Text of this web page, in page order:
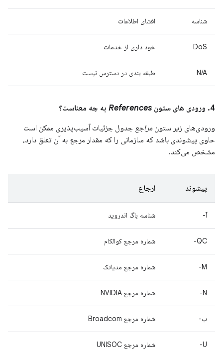
شناسه افشای اطلاعات
DoS خود داری از خدمات
N/A طبقه بندی در دسترس نیست
4. ورودی های ستون References به چه معناست؟
ورودی‌های زیر ستون مراجع جدول جزئیات آسیب‌پذیری ممکن است
حاوی پیشوندی باشد که سازمانی را که مقدار مرجع به آن تعلق دارد،
مشخص می‌کند.
پیشوند ارجاع
آ- شناسه باگ اندروید
QC- شماره مرجع کوالکام
M- شماره مرجع مدیاتک
N- شماره مرجع NVIDIA
ب- شماره مرجع Broadcom
U- شماره مرجع UNISOC